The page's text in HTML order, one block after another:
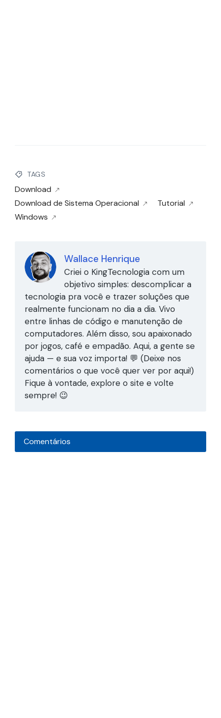
TAGS
Download
Download de Sistema Operacional
Tutorial
Windows
Wallace Henrique
Criei o KingTecnologia com um
objetivo simples: descomplicar a
tecnologia pra você e trazer soluções que
realmente funcionam no dia a dia. Vivo
entre linhas de código e manutenção de
computadores. Além disso, sou apaixonado
por jogos, café e empadão. Aqui, a gente se
ajuda — e sua voz importa! 💬 (Deixe nos
comentários o que você quer ver por aqui!)
Fique à vontade, explore o site e volte
sempre! 😉
Comentários